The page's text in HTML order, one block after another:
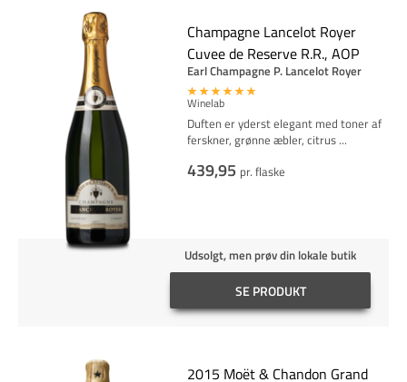
Champagne Lancelot Royer
Cuvee de Reserve R.R., AOP
Earl Champagne P. Lancelot Royer
Winelab
Duften er yderst elegant med toner af
ferskner, grønne æbler, citrus ...
439,95 pr. flaske
Udsolgt, men prøv din lokale butik
SE PRODUKT
2015 Moët & Chandon Grand